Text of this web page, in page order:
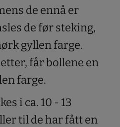
de ennå er
de før steking,
gyllen farge.
får bollene en
farge.
i ca. 10 - 13
til de har fått en